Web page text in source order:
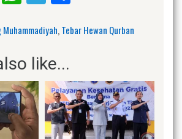
,Tebar Hewan Qurban
like...